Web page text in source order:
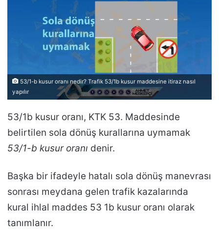
53/1-b kusur oranı nedir? Trafik 53/1b kusur maddesine itiraz nasıl
yapılır
53/1b kusur oranı, KTK 53. Maddesinde
belirtilen sola dönüş kurallarına uymamak
53/1-b kusur oranı denir.
Başka bir ifadeyle hatalı sola dönüş manevrası
sonrası meydana gelen trafik kazalarında
kural ihlal maddes 53 1b kusur oranı olarak
tanımlanır.